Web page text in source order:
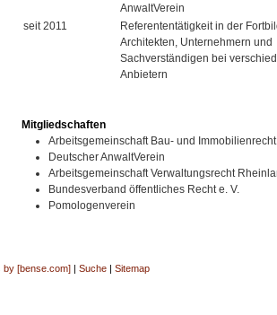
AnwaltVerein
seit 2011
Referententätigkeit in der
Architekten, Unternehmern und
Sachverständigen bei
Anbietern
Mitgliedschaften
Arbeitsgemeinschaft Bau- und
Deutscher AnwaltVerein
Arbeitsgemeinschaft Verwaltungsrecht
Bundesverband öffentliches Recht e. V.
Pomologenverein
by [bense.com] | Suche | Sitemap